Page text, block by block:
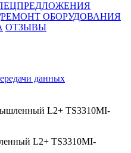
РЕМОНТ ОБОРУДОВАНИЯ
ОТЗЫВЫ
данных
L2+ TS3310MI-